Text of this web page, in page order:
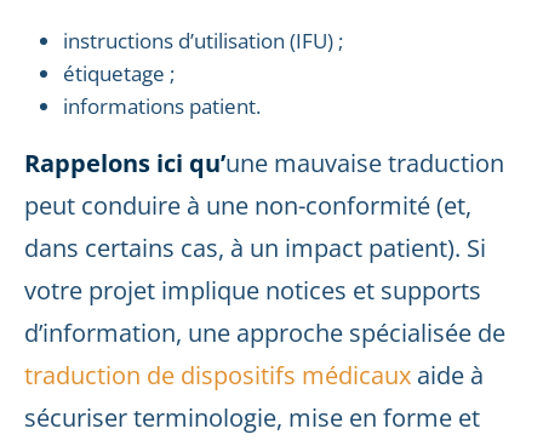
instructions d’utilisation (IFU) ;
étiquetage ;
informations patient.
Rappelons ici qu’une mauvaise traduction
peut conduire à une non-conformité (et,
dans certains cas, à un impact patient). Si
votre projet implique notices et supports
d’information, une approche spécialisée de
traduction de dispositifs médicaux aide à
sécuriser terminologie, mise en forme et